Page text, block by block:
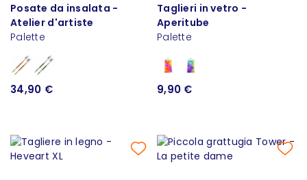
Posate da insalata -
Atelier d'artiste
Palette
34,90 €
Taglieri in vetro -
Aperitube
Palette
9,90 €